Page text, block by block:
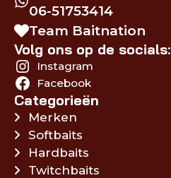
06-51753414
Team Baitnation
Volg ons op de socials:
Instagram
Facebook
Categorieën
Merken
Softbaits
Hardbaits
Twitchbaits